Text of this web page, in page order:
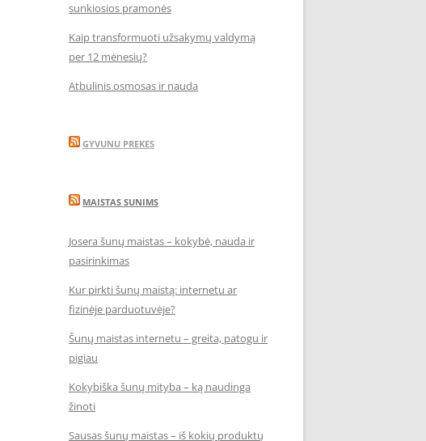
sunkiosios pramonės
Kaip transformuoti užsakymų valdymą
per 12 mėnesių?
Atbulinis osmosas ir nauda
GYVUNU PREKES
MAISTAS SUNIMS
Josera šunų maistas – kokybė, nauda ir
pasirinkimas
Kur pirkti šunų maistą: internetu ar
fizinėje parduotuvėje?
Šunų maistas internetu – greita, patogu ir
pigiau
Kokybiška šunų mityba – ką naudinga
žinoti
Sausas šunų maistas – iš kokių produktų